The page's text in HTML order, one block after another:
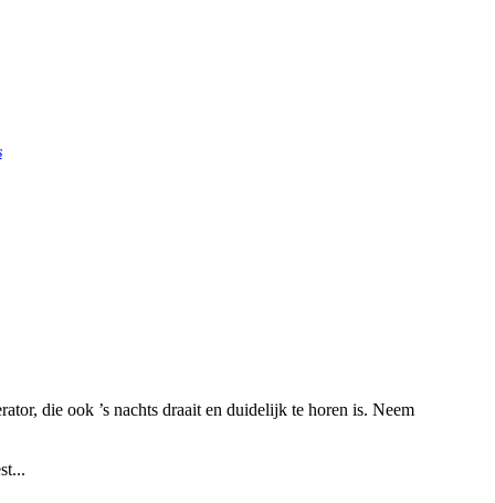
die ook ’s nachts draait en duidelijk te horen is. Neem